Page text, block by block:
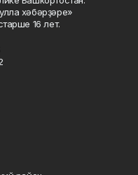
хәбәрҙәре»
16 лет.